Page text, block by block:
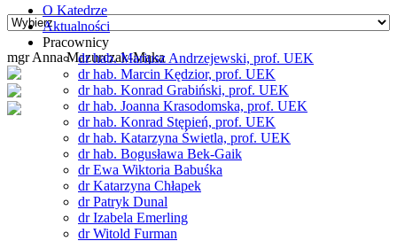
mgr Anna Mazurczak-Mąka
O Katedrze
Aktualności
Pracownicy
dr hab. Mariusz Andrzejewski, prof. UEK
dr hab. Marcin Kędzior, prof. UEK
dr hab. Konrad Grabiński, prof. UEK
dr hab. Joanna Krasodomska, prof. UEK
dr hab. Konrad Stępień, prof. UEK
dr hab. Katarzyna Świetla, prof. UEK
dr hab. Bogusława Bek-Gaik
dr Ewa Wiktoria Babuśka
dr Katarzyna Chłapek
dr Patryk Dunal
dr Izabela Emerling
dr Witold Furman